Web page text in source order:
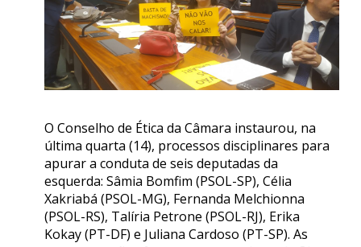
O Conselho de Ética da Câmara instaurou, na
última quarta (14), processos disciplinares para
apurar a conduta de seis deputadas da
esquerda: Sâmia Bomfim (PSOL-SP), Célia
Xakriabá (PSOL-MG), Fernanda Melchionna
(PSOL-RS), Talíria Petrone (PSOL-RJ), Erika
Kokay (PT-DF) e Juliana Cardoso (PT-SP). As